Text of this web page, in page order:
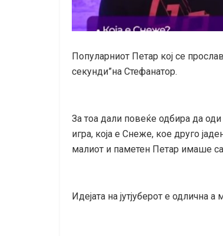
Популарниот Петар кој се
секунди”на Стефанатор.
За тоа дали повеќе одбира да
игра, која е Снеже, кое друго
малиот и паметен Петар имаше
Идејата на јутјуберот е